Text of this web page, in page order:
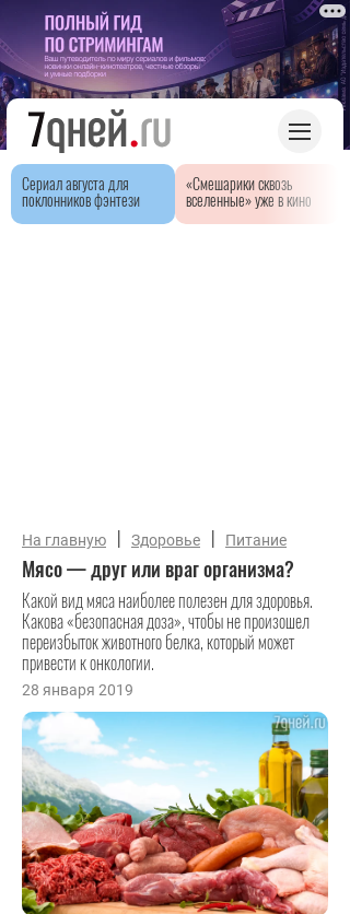
Сериал августа для
поклонников фэнтези
«Смешарики сквозь
вселенные» уже в кино
На главную | Здоровье | Питание
Мясо — друг или враг организма?
Какой вид мяса наиболее полезен для здоровья.
Какова «безопасная доза», чтобы не произошел
переизбыток животного белка, который может
привести к онкологии.
28 января 2019